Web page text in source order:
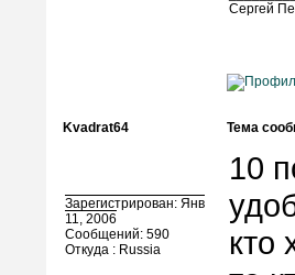
Сергей
Kvadrat64 Тема
Зарегистрирован: Янв
11, 2006
Сообщений: 590
Откуда : Russia
10
кто